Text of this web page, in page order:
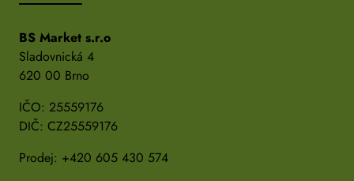
BS Market s.r.o
Sladovnická 4
620 00 Brno
IČO: 25559176
DIČ: CZ25559176
Prodej: +420 605 430 574